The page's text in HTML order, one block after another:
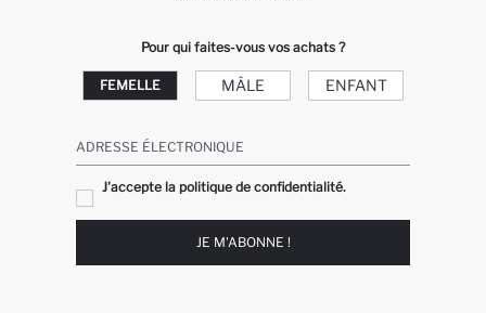
Pour qui faites-vous vos achats ?
FEMELLE MÂLE ENFANT
ADRESSE ÉLECTRONIQUE
J'accepte la politique de confidentialité.
JE M'ABONNE !